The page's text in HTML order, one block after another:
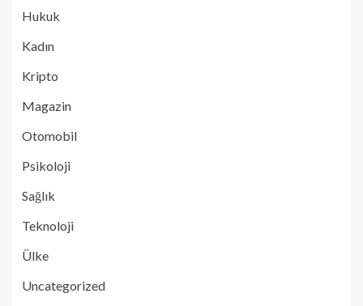
Hukuk
Kadın
Kripto
Magazin
Otomobil
Psikoloji
Sağlık
Teknoloji
Ülke
Uncategorized